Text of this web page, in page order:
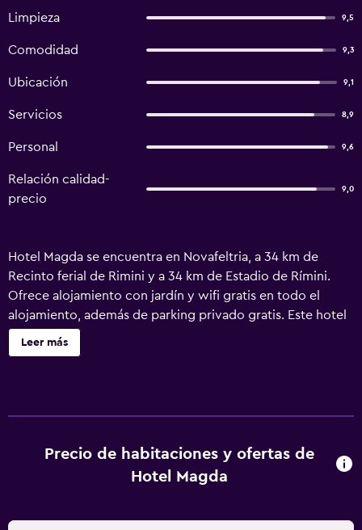
Limpieza 9,5
Comodidad 9,3
Ubicación 9,1
Servicios 8,9
Personal 9,6
Relación calidad-
precio
9,0
Hotel Magda se encuentra en Novafeltria, a 34 km de
Recinto ferial de Rimini y a 34 km de Estadio de Rímini.
Ofrece alojamiento con jardín y wifi gratis en todo el
alojamiento, además de parking privado gratis. Este hotel
de 2 estrellas ofrece guardaequipaje. El hotel dispone de
habitaciones familiares. En el hotel, todas las habitaciones
alrededores, como ciclismo. Estación de tren de Rímini
está a 34 km del alojamiento, y Fiabilandia está a 38 km. El
Leer más
Precio de habitaciones y ofertas de
Hotel Magda